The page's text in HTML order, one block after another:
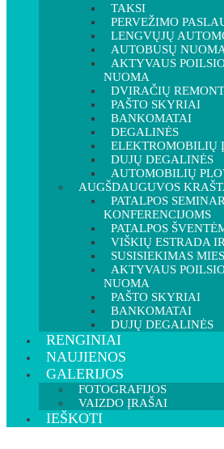
TAKSI
PERVEŽIMO
LENGVŲJŲ
AUTOBUSŲ
AKTYVAUS
NUOMA
DVIRAČIŲ
PAŠTO SKYRIAI
BANKOMATAI
DEGALINĖS
ELEKTROMOBILIŲ
DUJŲ DEGALINĖS
AUTOMOBILIŲ
AUGŠDAUGUVOS
PATALPOS
KONFERENCIJOMS
PATALPOS
VIŠKIŲ ESTRADA
SUSISIEKIMAS
AKTYVAUS
NUOMA
PAŠTO SKYRIAI
BANKOMATAI
DUJŲ DEGALINĖS
RENGINIAI
NAUJIENOS
GALERIJOS
FOTOGRAFIJOS
VAIZDO ĮRAŠAI
IEŠKOTI